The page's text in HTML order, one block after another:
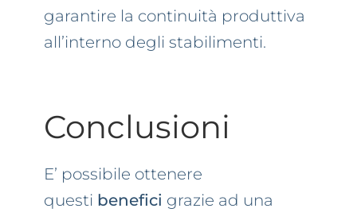
garantire la continuità produttiva
all’interno degli stabilimenti.
Conclusioni
E’ possibile ottenere
questi benefici grazie ad una